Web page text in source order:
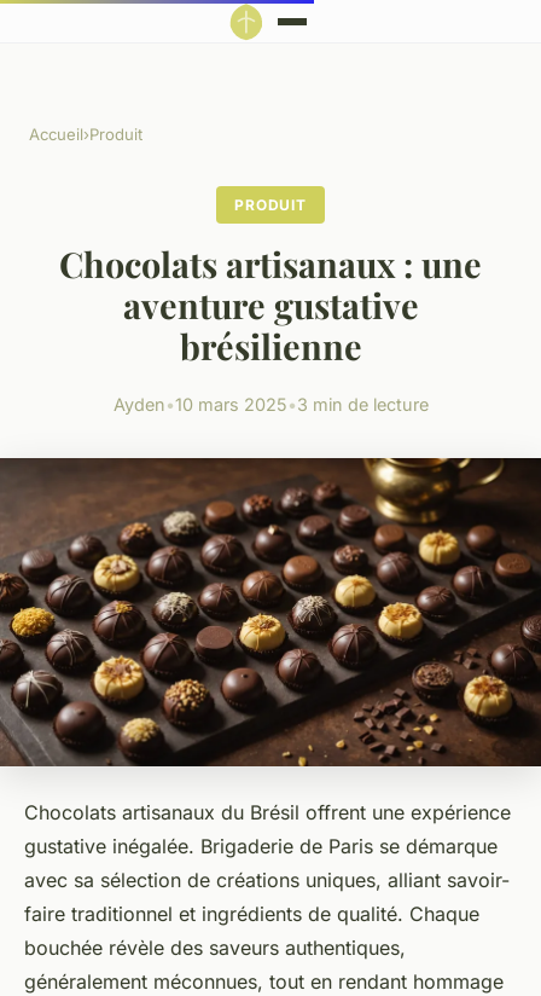
Accueil›Produit
PRODUIT
Chocolats artisanaux : une
aventure gustative
brésilienne
Ayden•10 mars 2025•3 min de lecture
Chocolats artisanaux du Brésil offrent une expérience
gustative inégalée. Brigaderie de Paris se démarque
avec sa sélection de créations uniques, alliant savoir-
faire traditionnel et ingrédients de qualité. Chaque
bouchée révèle des saveurs authentiques,
généralement méconnues, tout en rendant hommage